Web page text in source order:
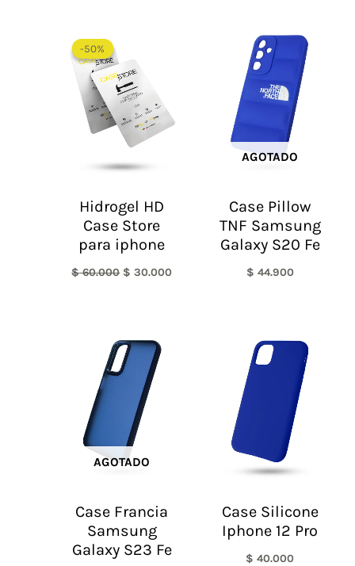
-50%
-50%
Hidrogel HD
Case Store
para iphone
$60.000
era:
$ 60.000.
$ 30.000
AGOTADO
Case Pillow
TNF Samsung
Galaxy S20 Fe
$ 44.900
AGOTADO
Case Francia
Samsung
Galaxy S23 Fe
Case Silicone
Iphone 12 Pro
$ 40.000